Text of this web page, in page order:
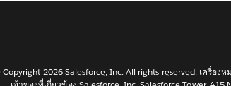
2026 Salesforce, Inc. All rights reserved. เครื่อง